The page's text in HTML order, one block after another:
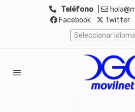
Teléfono
Facebook
Twitter
Seleccionar idioma